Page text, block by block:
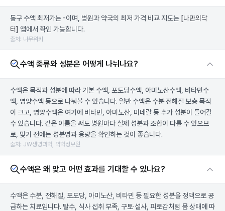
동구 수액 최저가는 -이며, 병원과 약국의 최저 가격 비교 지도는 [나만의닥
터] 앱에서 확인 가능합니다.
출처: 나무위키
수액 종류와 성분은 어떻게 나뉘나요?
수액은 목적과 성분에 따라 기본 수액, 포도당수액, 아미노산수액, 비타민수
액, 영양수액 등으로 나눠볼 수 있습니다. 일반 수액은 수분·전해질 보충 목적
이 크고, 영양수액은 여기에 비타민, 아미노산, 미네랄 등 추가 성분이 들어갈
수 있습니다. 같은 이름을 써도 병원마다 실제 성분과 조합이 다를 수 있으므
로, 맞기 전에는 성분명과 용량을 확인하는 것이 좋습니다.
출처: JW생명과학, 약학정보원
수액은 왜 맞고 어떤 효과를 기대할 수 있나요?
수액은 수분, 전해질, 포도당, 아미노산, 비타민 등 필요한 성분을 정맥으로 공
급하는 치료입니다. 탈수, 식사 섭취 부족, 구토·설사, 피로감처럼 몸 상태에 따